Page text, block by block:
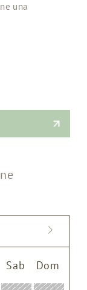
una
Sab Dom